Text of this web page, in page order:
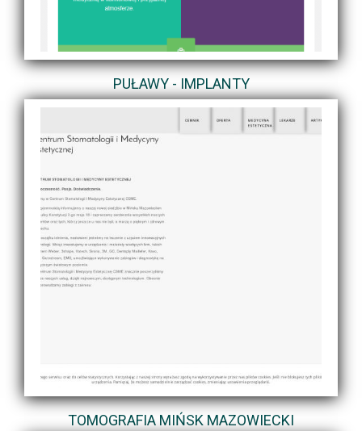
PUŁAWY - IMPLANTY
TOMOGRAFIA MIŃSK MAZOWIECKI